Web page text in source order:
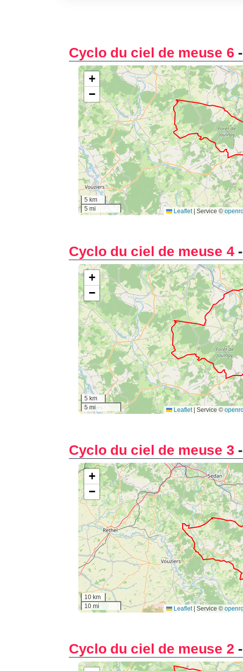
Cyclo du ciel de meuse 6 -
Cyclo du ciel de meuse 4-
Cyclo du ciel de meuse 3 -
Cyclo du ciel de meuse 2 -